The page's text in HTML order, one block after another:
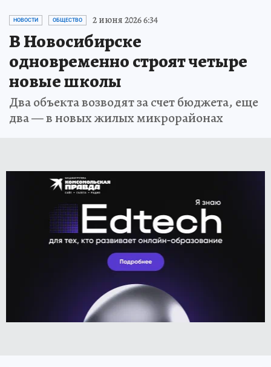
НОВОСТИ ОБЩЕСТВО 2 июня 2026 6:34
В Новосибирске
одновременно строят четыре
новые школы
Два объекта возводят за счет бюджета, еще
два — в новых жилых микрорайонах